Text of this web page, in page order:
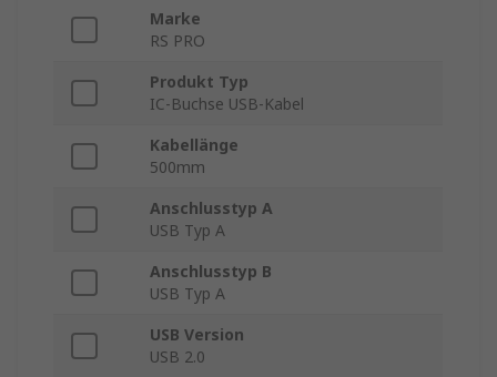
Marke
RS PRO
Produkt Typ
IC-Buchse USB-Kabel
Kabellänge
500mm
Anschlusstyp A
USB Typ A
Anschlusstyp B
USB Typ A
USB Version
USB 2.0